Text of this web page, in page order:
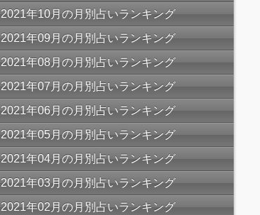
2021年10月の月別占いランキング
2021年09月の月別占いランキング
2021年08月の月別占いランキング
2021年07月の月別占いランキング
2021年06月の月別占いランキング
2021年05月の月別占いランキング
2021年04月の月別占いランキング
2021年03月の月別占いランキング
2021年02月の月別占いランキング